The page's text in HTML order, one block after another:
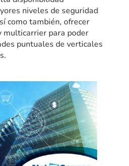
niveles de seguridad
como también, ofrecer
multicarrier para poder
puntuales de verticales